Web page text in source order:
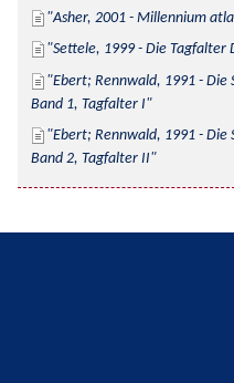
Asher, 2001 - Millennium
Settele, 1999 - Die Tagfalter
Ebert; Rennwald, 1991 -
Band 1, Tagfalter I
Ebert; Rennwald, 1991 -
Band 2, Tagfalter II